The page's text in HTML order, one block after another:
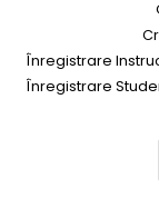
Înregistrare
Înregistrare